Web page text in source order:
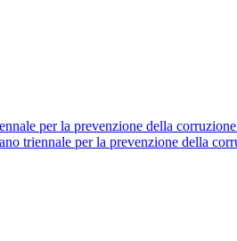
per la prevenzione della
triennale per la prevenzione della